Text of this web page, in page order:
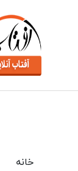
خانه